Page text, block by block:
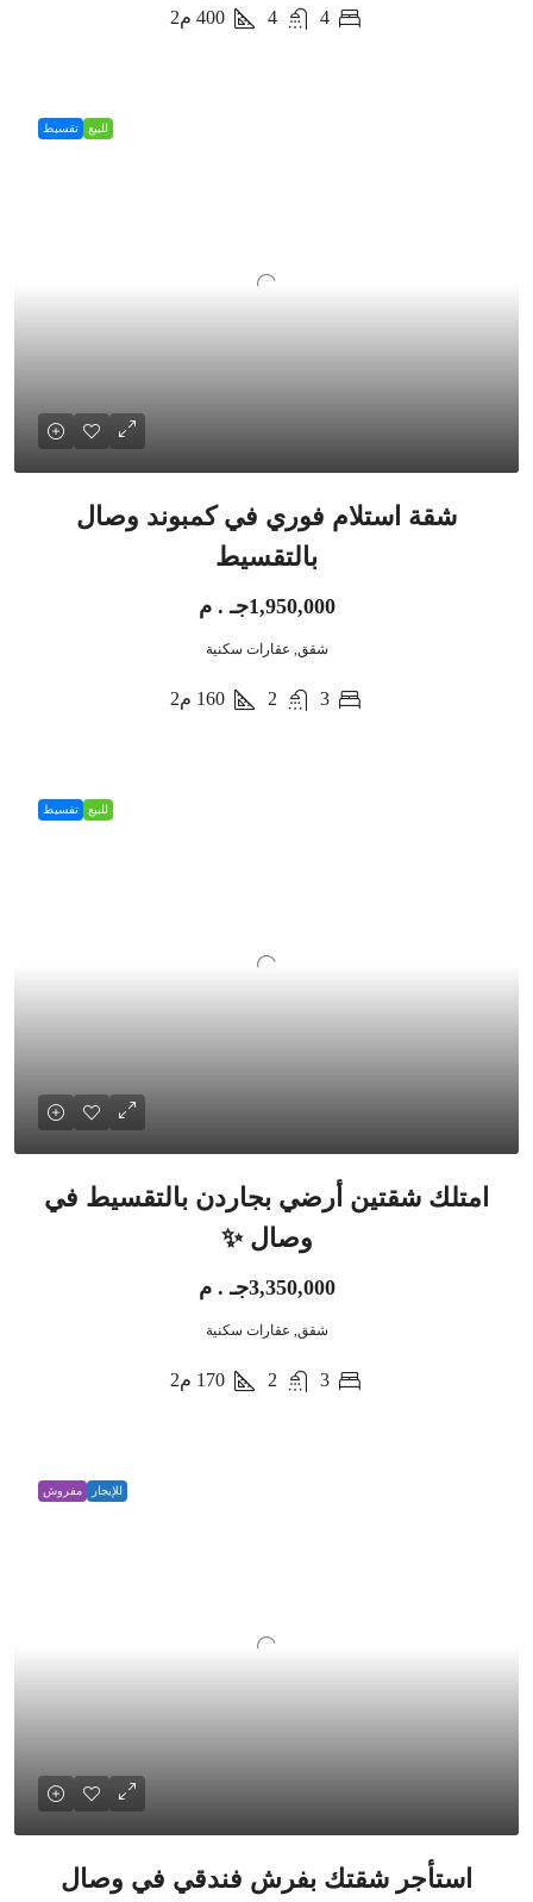
4
4
400 م2
للبيع تقسيط
شقة استلام فوري في كمبوند وصال
بالتقسيط
1,950,000جـ . م
شقق, عقارات سكنية
3
2
160 م2
للبيع تقسيط
امتلك شقتين أرضي بجاردن بالتقسيط في
وصال ✨
3,350,000جـ . م
شقق, عقارات سكنية
3
2
170 م2
للإيجار مفروش
استأجر شقتك بفرش فندقي في وصال